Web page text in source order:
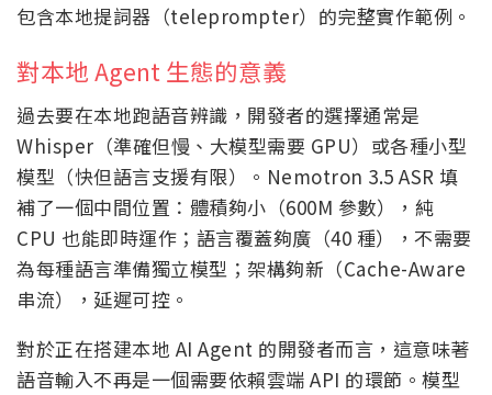
包含本地提詞器（teleprompter）的完整實作範例。
對本地 Agent 生態的意義
過去要在本地跑語音辨識，開發者的選擇通常是
Whisper（準確但慢、大模型需要 GPU）或各種小型
模型（快但語言支援有限）。Nemotron 3.5 ASR 填
補了一個中間位置：體積夠小（600M 參數），純
CPU 也能即時運作；語言覆蓋夠廣（40 種），不需要
為每種語言準備獨立模型；架構夠新（Cache-Aware
串流），延遲可控。
對於正在搭建本地 AI Agent 的開發者而言，這意味著
語音輸入不再是一個需要依賴雲端 API 的環節。模型